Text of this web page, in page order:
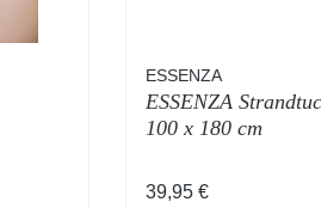
ESSENZA
ESSENZA
100 x 180 cm
Regulärer Preis:
39,95 €